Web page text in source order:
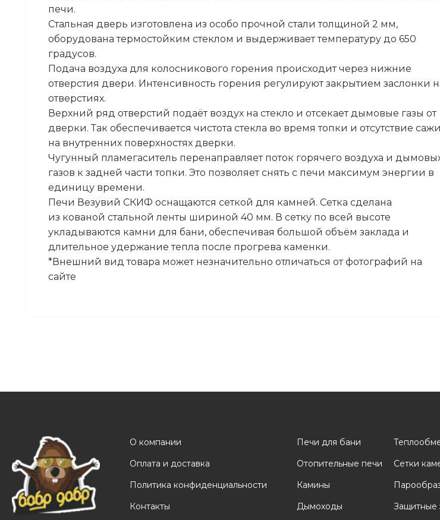
печи.
Стальная дверь изготовлена из особо прочной стали толщиной 2 мм,
оборудована термостойким стеклом и выдерживает температуру до 650
градусов.
Подача воздуха для колосникового горения происходит через нижние
отверстия двери. Интенсивность горения регулируют закрытием заслонки
отверстиях.
Верхний ряд отверстий подаёт воздух на стекло и отсекает дымовые газы от
дверки. Так обеспечивается чистота стекла во время топки и отсутствие сажи
на внутренних поверхностях дверки.
Чугунный пламегаситель перенаправляет поток горячего воздуха и
газов к задней части топки. Это позволяет снять с печи максимум энергии в
единицу времени.
Печи Везувий СКИФ оснащаются сеткой для камней. Сетка сделана
из кованой стальной ленты шириной 40 мм. В сетку по всей высоте
укладываются камни для бани, обеспечивая большой объём заклада и
длительное удержание тепла после прогрева каменки.
*Внешний вид товара может незначительно отличаться от фотографий на
сайте
О компании
Оплата и доставка
Политика конфиденциальности
Контакты
Печи для бани
Отопительные печи
Камины
Дымоходы
Сетки
Защитные